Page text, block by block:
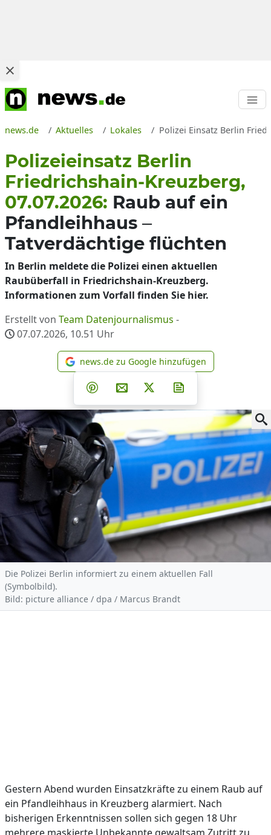
news.de Aktuelles Lokales Polizei Einsatz Berlin
Polizeieinsatz Berlin
Friedrichshain-Kreuzberg,
07.07.2026: Raub auf ein
Pfandleihhaus –
Tatverdächtige flüchten
In Berlin meldete die Polizei einen aktuellen
Raubüberfall in Friedrichshain-Kreuzberg.
Informationen zum Vorfall finden Sie hier.
Erstellt von Team Datenjournalismus -
07.07.2026, 10.51 Uhr
news.de zu Google
news.de zu Google hinzufügen
Teilen auf Facebook
Teilen auf Whatsapp
Teilen auf Telegram
Teilen auf Pinterest
Per E-Mail teilen
Post auf X
Die Polizei Berlin informiert zu einem aktuellen Fall
(Symbolbild).
Bild: picture alliance / dpa / Marcus Brandt
Gestern Abend wurden Einsatzkräfte zu einem Raub auf
ein Pfandleihhaus in Kreuzberg alarmiert. Nach
bisherigen Erkenntnissen sollen sich gegen 18 Uhr